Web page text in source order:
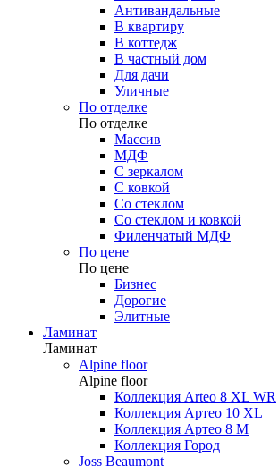
Антивандальные
В квартиру
В коттедж
В частный дом
Для дачи
Уличные
По отделке
По отделке
Массив
МДФ
С зеркалом
С ковкой
Со стеклом
Со стеклом и ковкой
Филенчатый МДФ
По цене
По цене
Бизнес
Дорогие
Элитные
Ламинат
Ламинат
Alpine floor
Alpine floor
Коллекция Arteo 8 XL WR
Коллекция Артео 10 XL
Коллекция Артео 8 М
Коллекция Город
Joss Beaumont